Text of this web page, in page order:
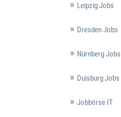
Leipzig Jobs
Dresden Jobs
Nürnberg Jobs
Duisburg Jobs
Jobbörse IT